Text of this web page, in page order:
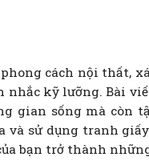
cách nội thất,
nhắc kỹ lưỡng. Bài
gian sống mà còn
và sử dụng tranh
bạn trở thành